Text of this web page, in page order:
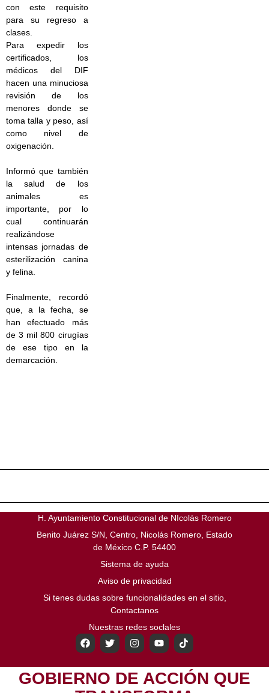
con este requisito
para su regreso a
clases.
Para expedir los
certificados, los
médicos del DIF
hacen una minuciosa
revisión de los
menores donde se
toma talla y peso, así
como nivel de
oxigenación.
Informó que también
la salud de los
animales es
importante, por lo
cual continuarán
realizándose
intensas jornadas de
esterilización canina
y felina.
Finalmente, recordó
que, a la fecha, se
han efectuado más
de 3 mil 800 cirugías
de ese tipo en la
demarcación.
H. Ayuntamiento Constitucional de NIcolás Romero
Benito Juárez S/N, Centro, Nicolás Romero, Estado
de México C.P. 54400
Sistema de ayuda
Aviso de privacidad
Si tenes dudas sobre funcionalidades en el sitio,
Contactanos
Nuestras redes soclales
GOBIERNO DE ACCIÓN QUE